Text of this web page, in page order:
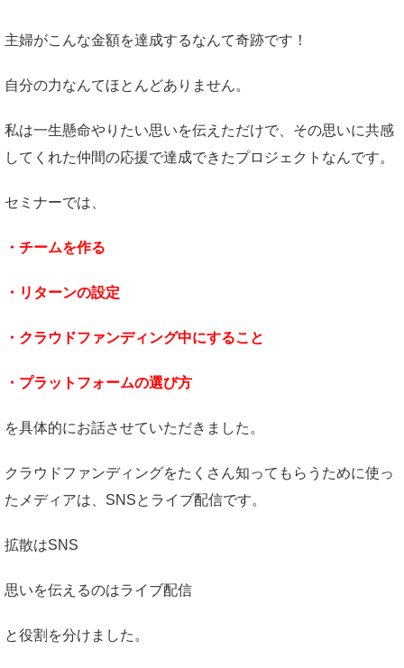
主婦がこんな金額を達成するなんて奇跡です！
自分の力なんてほとんどありません。
私は一生懸命やりたい思いを伝えただけで、その思いに共感
してくれた仲間の応援で達成できたプロジェクトなんです。
セミナーでは、
・ チームを作る
・ リターンの設定
・ クラウドファンディング中にすること
・ プラットフォームの選び方
を具体的にお話させていただきました。
クラウドファンディングをたくさん知ってもらうために使っ
たメディアは、SNSとライブ配信です。
拡散はSNS
思いを伝えるのはライブ配信
と役割を分けました。